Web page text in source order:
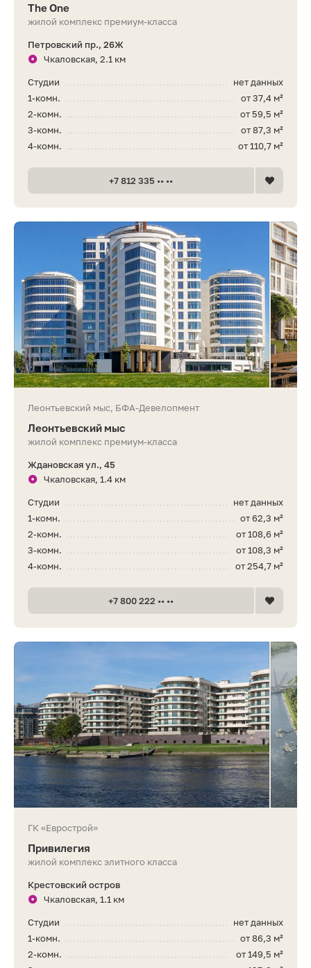
The One
жилой комплекс премиум-класса
Петровский пр., 26Ж
Чкаловская, 2.1 км
нет данных
Студии
от 37,4 м²
1-комн.
от 59,5 м²
2-комн.
от 87,3 м²
3-комн.
от 110,7 м²
4-комн.
+7 812 335 •• ••
Леонтьевский мыс, БФА-Девелопмент
Леонтьевский мыс
жилой комплекс премиум-класса
Ждановская ул., 45
Чкаловская, 1.4 км
нет данных
Студии
от 62,3 м²
1-комн.
от 108,6 м²
2-комн.
от 108,3 м²
3-комн.
от 254,7 м²
4-комн.
+7 800 222 •• ••
ГК «Еврострой»
Привилегия
жилой комплекс элитного класса
Крестовский остров
Чкаловская, 1.1 км
нет данных
Студии
от 86,3 м²
1-комн.
от 149,5 м²
2-комн.